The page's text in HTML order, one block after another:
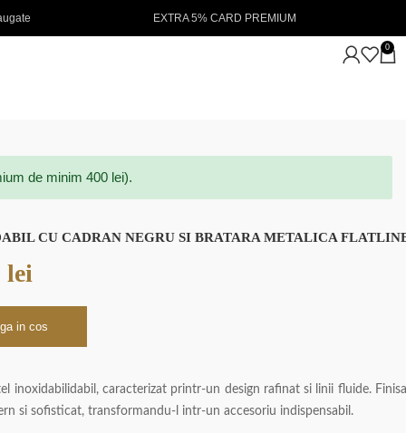
5% CARD PREMIUM NOUTATI IN STOC 💖
0
de minim 400 lei).
CU CADRAN NEGRU SI BRATARA METALICA
lei
in cos
inoxidabilidabil, caracterizat printr-un design rafinat si linii fluide.
si sofisticat, transformandu-l intr-un accesoriu indispensabil.